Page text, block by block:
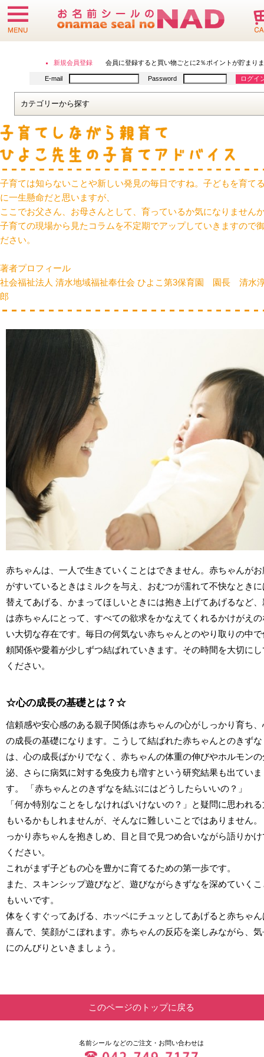
子育ては知らないことや新しい発見の毎日ですね。子どもを育て
に一生懸命だと思いますが、
ここでお父さん、お母さんとして、育っているか気になりません
子育ての現場から見たコラムを不定期でアップしていきますので
ださい。
著者プロフィール
社会福祉法人 清水地域福祉奉仕会 ひよこ第3保育園 園長 清水
郎
赤ちゃんは、一人で生きていくことはできません。赤ちゃんがお
がすいているときはミルクを与え、おむつが濡れて不快なときに
替えてあげる、かまってほしいときには抱き上げてあげるなど、
は赤ちゃんにとって、すべての欲求をかなえてくれるかけがえの
い大切な存在です。毎日の何気ない赤ちゃんとのやり取りの中で
頼関係や愛着が少しずつ結ばれていきます。その時間を大切にし
ください。
☆心の成長の基礎とは？☆
信頼感や安心感のある親子関係は赤ちゃんの心がしっかり育ち、
の成長の基礎になります。こうして結ばれた赤ちゃんとのきずな
は、心の成長ばかりでなく、赤ちゃんの体重の伸びやホルモンの
泌、さらに病気に対する免疫力も増すという研究結果も出ていま
す。 「赤ちゃんとのきずなを結ぶにはどうしたらいいの？」
「何か特別なことをしなければいけないの？」と疑問に思われ
もいるかもしれませんが、そんなに難しいことではありません。
っかり赤ちゃんを抱きしめ、目と目で見つめ合いながら語りかけ
ください。
これがまず子どもの心を豊かに育てるための第一歩です。
また、スキンシップ遊びなど、遊びながらきずなを深めていくこ
もいいです。
体をくすぐってあげる、ホッペにチュッとしてあげると赤ちゃん
喜んで、笑顔がこぼれます。赤ちゃんの反応を楽しみながら、気
にのんびりといきましょう。
このページのトップに戻る
名前シール などのご注文・お問い合わせは